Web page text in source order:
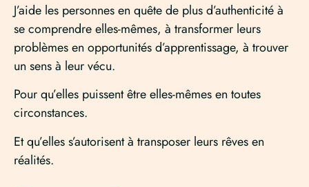
J’aide les personnes en quête de plus d’authenticité à
se comprendre elles-mêmes, à transformer leurs
problèmes en opportunités d’apprentissage, à trouver
un sens à leur vécu.
Pour qu’elles puissent être elles-mêmes en toutes
circonstances.
Et qu’elles s’autorisent à transposer leurs rêves en
réalités.